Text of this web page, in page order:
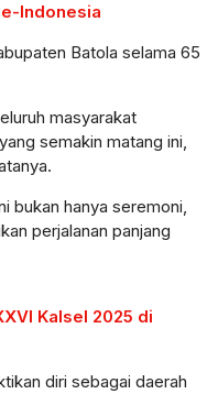
Indonesia
Batola selama 65
masyarakat
semakin matang ini,
bukan hanya seremoni,
perjalanan panjang
Kalsel 2025 di
diri sebagai daerah